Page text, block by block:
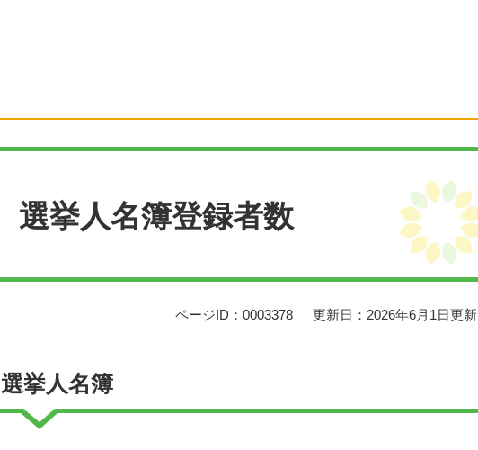
選挙人名簿登録者数
ページID：0003378 更新日：2026年6月1日更新
選挙人名簿